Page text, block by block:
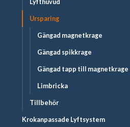
Lyfthuvud
Ursparing
Gängad magnetkrage
Gängad spikkrage
Gängad tapp till magnetkrage
Limbricka
Tillbehör
Krokanpassade Lyftsystem